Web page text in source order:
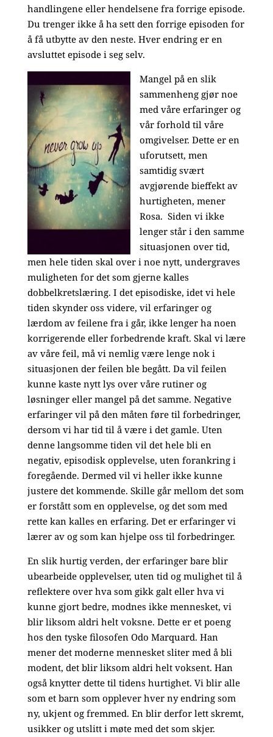
handlingene eller hendelsene fra forrige episode.
Du trenger ikke å ha sett den forrige episoden for
å få utbytte av den neste. Hver endring er en
avsluttet episode i seg selv.
Mangel på en slik
sammenheng gjør noe
med våre erfaringer og
vår forhold til våre
omgivelser. Dette er en
uforutsett, men
samtidig svært
avgjørende bieffekt av
hurtigheten, mener
Rosa. Siden vi ikke
lenger står i den samme
situasjonen over tid,
men hele tiden skal over i noe nytt, undergraves
muligheten for det som gjerne kalles
dobbelkretslæring. I det episodiske, idet vi hele
tiden skynder oss videre, vil erfaringer og
lærdom av feilene fra i går, ikke lenger ha noen
korrigerende eller forbedrende kraft. Skal vi lære
av våre feil, må vi nemlig være lenge nok i
situasjonen der feilen ble begått. Da vil feilen
kunne kaste nytt lys over våre rutiner og
løsninger eller mangel på det samme. Negative
erfaringer vil på den måten føre til forbedringer,
dersom vi har tid til å være i det gamle. Uten
denne langsomme tiden vil det hele bli en
negativ, episodisk opplevelse, uten forankring i
foregående. Dermed vil vi heller ikke kunne
justere det kommende. Skille går mellom det som
er forstått som en opplevelse, og det som med
rette kan kalles en erfaring. Det er erfaringer vi
lærer av og som kan hjelpe oss til forbedringer.
En slik hurtig verden, der erfaringer bare blir
ubearbeide opplevelser, uten tid og mulighet til å
reflektere over hva som gikk galt eller hva vi
kunne gjort bedre, modnes ikke mennesket, vi
blir liksom aldri helt voksne. Dette er et poeng
hos den tyske filosofen Odo Marquard. Han
mener det moderne mennesket sliter med å bli
modent, det blir liksom aldri helt voksent. Han
også knytter dette til tidens hurtighet. Vi blir alle
som et barn som opplever hver ny endring som
ny, ukjent og fremmed. En blir derfor lett skremt,
usikker og utslitt i møte med det som skjer.